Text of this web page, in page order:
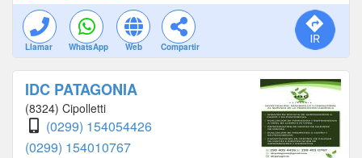
Llamar WhatsApp Web Compartir
IDC PATAGONIA
(8324) Cipolletti
(0299) 154054426
(0299) 154010767